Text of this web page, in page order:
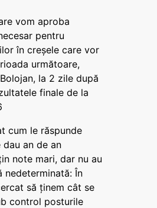
vom aproba
pentru
în creșele care vor
următoare,
la 2 zile după
finale de la
cum le răspunde
an de an
note mari, dar nu au
nedeterminată: În
să ținem cât se
control posturile